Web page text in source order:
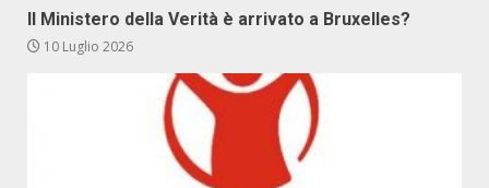
Il Ministero della Verità è arrivato a Bruxelles?
10 Luglio 2026